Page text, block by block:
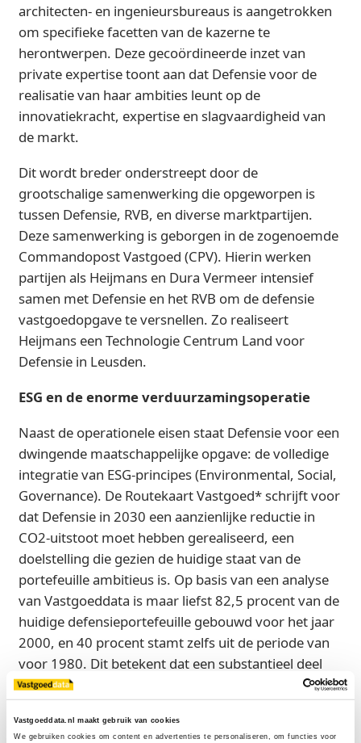
Vastgoeddata.nl maakt gebruik van cookies
We gebruiken cookies om content en advertenties te personaliseren, om functies voor
architecten- en ingenieursbureaus is aangetrokken
om specifieke facetten van de kazerne te
herontwerpen. Deze gecoördineerde inzet van
private expertise toont aan dat Defensie voor de
realisatie van haar ambities leunt op de
innovatiekracht, expertise en slagvaardigheid van
de markt.
Dit wordt breder onderstreept door de
grootschalige samenwerking die opgeworpen is
tussen Defensie, RVB, en diverse marktpartijen.
Deze samenwerking is geborgen in de zogenoemde
Commandopost Vastgoed (CPV). Hierin werken
partijen als Heijmans en Dura Vermeer intensief
samen met Defensie en het RVB om de defensie
vastgoedopgave te versnellen. Zo realiseert
Heijmans een Technologie Centrum Land voor
Defensie in Leusden.
ESG en de enorme verduurzamingsoperatie
Naast de operationele eisen staat Defensie voor een
dwingende maatschappelijke opgave: de volledige
integratie van ESG-principes (Environmental, Social,
Governance). De Routekaart Vastgoed* schrijft voor
dat Defensie in 2030 een aanzienlijke reductie in
CO2-uitstoot moet hebben gerealiseerd, een
doelstelling die gezien de huidige staat van de
portefeuille ambitieus is. Op basis van een analyse
van Vastgoeddata is maar liefst 82,5 procent van de
huidige defensieportefeuille gebouwd voor het jaar
2000, en 40 procent stamt zelfs uit de periode van
voor 1980. Dit betekent dat een substantieel deel
van de gebouwen energetisch verouderd is en niet
beschikt over de isolatie of installatietechniek die
nodig is voor een duurzame exploitatie.